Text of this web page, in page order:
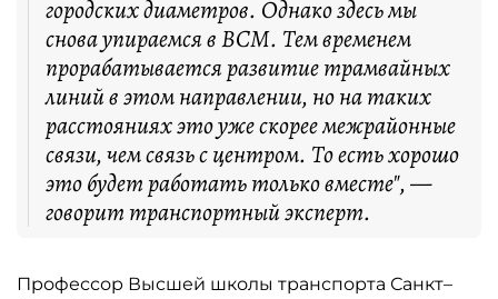
городских диаметров. Однако здесь мы
снова упираемся в ВСМ. Тем временем
прорабатывается развитие трамвайных
линий в этом направлении, но на таких
расстояниях это уже скорее межрайонные
связи, чем связь с центром. То есть хорошо
это будет работать только вместе", —
говорит транспортный эксперт.
Профессор Высшей школы транспорта Санкт–